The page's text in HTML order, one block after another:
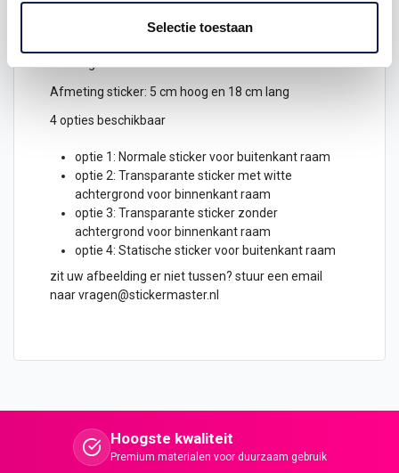
Selectie toestaan
Laat uw klanten weten dat uw voorkeur uitgaat naar
Afmeting sticker: 5 cm hoog en 18 cm lang
4 opties beschikbaar
optie 1: Normale sticker voor buitenkant raam
optie 2: Transparante sticker met witte
achtergrond voor binnenkant raam
optie 3: Transparante sticker zonder
achtergrond voor binnenkant raam
optie 4: Statische sticker voor buitenkant raam
zit uw afbeelding er niet tussen? stuur een email
naar vragen@stickermaster.nl
Hoogste kwaliteit
Premium materialen voor duurzaam gebruik